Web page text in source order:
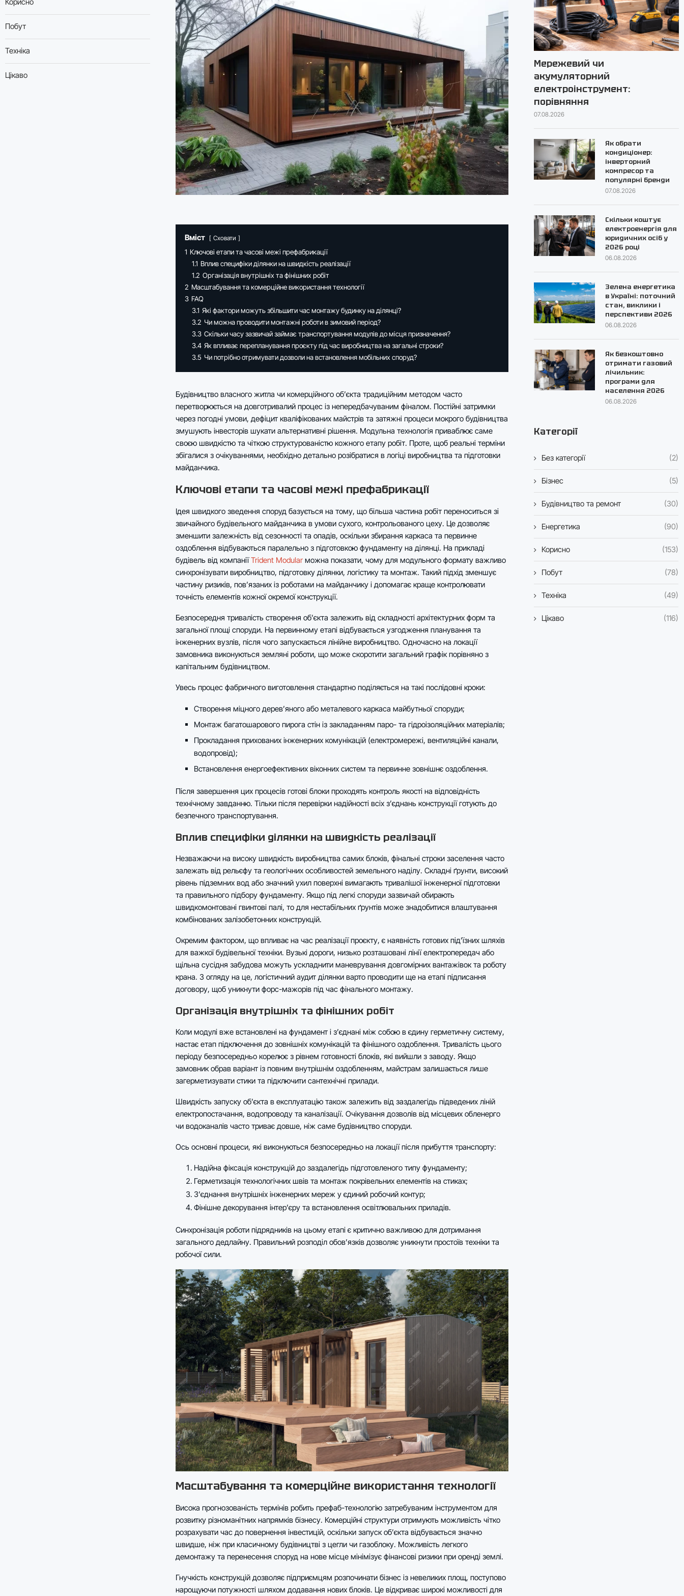
Вміст Сховати
1 Ключові етапи та часові межі префабрикації
1.1 Вплив специфіки ділянки на швидкість реалізації
1.2 Організація внутрішніх та фінішних робіт
2 Масштабування та комерційне використання технології
3 FAQ
3.1 Які фактори можуть збільшити час монтажу будинку на ділянці?
3.2 Чи можна проводити монтажні роботи в зимовий період?
3.3 Скільки часу зазвичай займає транспортування модулів до місця призначення?
3.4 Як впливає перепланування проєкту під час виробництва на загальні строки?
3.5 Чи потрібно отримувати дозволи на встановлення мобільних споруд?
Будівництво власного житла чи комерційного об’єкта традиційним методом часто
перетворюється на довготривалий процес із непередбачуваним фіналом. Постійні затримки
через погодні умови, дефіцит кваліфікованих майстрів та затяжні процеси мокрого будівництва
змушують інвесторів шукати альтернативні рішення. Модульна технологія приваблює саме
своєю швидкістю та чіткою структурованістю кожного етапу робіт. Проте, щоб реальні терміни
збігалися з очікуваннями, необхідно детально розібратися в логіці виробництва та підготовки
майданчика.
Ключові етапи та часові межі префабрикації
Ідея швидкого зведення споруд базується на тому, що більша частина робіт переноситься зі
звичайного будівельного майданчика в умови сухого, контрольованого цеху. Це дозволяє
зменшити залежність від сезонності та опадів, оскільки збирання каркаса та первинне
оздоблення відбуваються паралельно з підготовкою фундаменту на ділянці. На прикладі
будівель від компаніїTrident Modularможна показати, чому для модульного формату важливо
синхронізувати виробництво, підготовку ділянки, логістику та монтаж. Такий підхід зменшує
частину ризиків, пов’язаних із роботами на майданчику і допомагає краще контролювати
точність елементів кожної окремої конструкції.
Безпосередня тривалість створення об’єкта залежить від складності архітектурних форм та
загальної площі споруди. На первинному етапі відбувається узгодження планування та
інженерних вузлів, після чого запускається лінійне виробництво. Одночасно на локації
замовника виконуються земляні роботи, що може скоротити загальний графік порівняно з
капітальним будівництвом.
Увесь процес фабричного виготовлення стандартно поділяється на такі послідовні кроки:
Створення міцного дерев’яного або металевого каркаса майбутньої споруди;
Монтаж багатошарового пирога стін із закладанням паро- та гідроізоляційних матеріалів;
Прокладання прихованих інженерних комунікацій (електромережі, вентиляційні канали,
водопровід);
Встановлення енергоефективних віконних систем та первинне зовнішнє оздоблення.
Після завершення цих процесів готові блоки проходять контроль якості на відповідність
технічному завданню. Тільки після перевірки надійності всіх з’єднань конструкції готують до
безпечного транспортування.
Вплив специфіки ділянки на швидкість реалізації
Незважаючи на високу швидкість виробництва самих блоків, фінальні строки заселення часто
залежать від рельєфу та геологічних особливостей земельного наділу. Складні ґрунти, високий
рівень підземних вод або значний ухил поверхні вимагають тривалішої інженерної підготовки
та правильного підбору фундаменту. Якщо під легкі споруди зазвичай обирають
швидкомонтовані гвинтові палі, то для нестабільних ґрунтів може знадобитися влаштування
комбінованих залізобетонних конструкцій.
Окремим фактором, що впливає на час реалізації проєкту, є наявність готових під’їзних шляхів
для важкої будівельної техніки. Вузькі дороги, низько розташовані лінії електропередач або
щільна сусідня забудова можуть ускладнити маневрування довгомірних вантажівок та роботу
крана. З огляду на це, логістичний аудит ділянки варто проводити ще на етапі підписання
договору, щоб уникнути форс-мажорів під час фінального монтажу.
Організація внутрішніх та фінішних робіт
Коли модулі вже встановлені на фундамент і з’єднані між собою в єдину герметичну систему,
настає етап підключення до зовнішніх комунікацій та фінішного оздоблення. Тривалість цього
періоду безпосередньо корелює з рівнем готовності блоків, які вийшли з заводу. Якщо
замовник обрав варіант із повним внутрішнім оздобленням, майстрам залишається лише
загерметизувати стики та підключити сантехнічні прилади.
Швидкість запуску об’єкта в експлуатацію також залежить від заздалегідь підведених ліній
електропостачання, водопроводу та каналізації. Очікування дозволів від місцевих обленерго
чи водоканалів часто триває довше, ніж саме будівництво споруди.
Ось основні процеси, які виконуються безпосередньо на локації після прибуття транспорту:
Надійна фіксація конструкцій до заздалегідь підготовленого типу фундаменту;
Герметизація технологічних швів та монтаж покрівельних елементів на стиках;
З’єднання внутрішніх інженерних мереж у єдиний робочий контур;
Фінішне декорування інтер’єру та встановлення освітлювальних приладів.
Синхронізація роботи підрядників на цьому етапі є критично важливою для дотримання
загального дедлайну. Правильний розподіл обов’язків дозволяє уникнути простоїв техніки та
робочої сили.
Масштабування та комерційне використання технології
Висока прогнозованість термінів робить префаб-технологію затребуваним інструментом для
розвитку різноманітних напрямків бізнесу. Комерційні структури отримують можливість чітко
розрахувати час до повернення інвестицій, оскільки запуск об’єкта відбувається значно
швидше, ніж при класичному будівництві з цегли чи газоблоку. Можливість легкого
демонтажу та перенесення споруд на нове місце мінімізує фінансові ризики при оренді землі.
Гнучкість конструкцій дозволяє підприємцям розпочинати бізнес із невеликих площ, поступово
нарощуючи потужності шляхом додавання нових блоків. Це відкриває широкі можливості для
Мережевий чи
акумуляторний
електроінструмент:
порівняння
07.08.2026
Як обрати
кондиціонер:
інверторний
компресор та
популярні бренди
07.08.2026
Скільки коштує
електроенергія для
юридичних осіб у
2026 році
06.08.2026
Зелена енергетика
в Україні: поточний
стан, виклики і
перспективи 2026
06.08.2026
Як безкоштовно
отримати газовий
лічильник:
програми для
населення 2026
06.08.2026
Категорії
Без категорії (2)
Бізнес (5)
Будівництво та ремонт (30)
Енергетика (90)
Корисно (153)
Побут (78)
Техніка (49)
Цікаво (116)
Побут
Техніка
Цікаво